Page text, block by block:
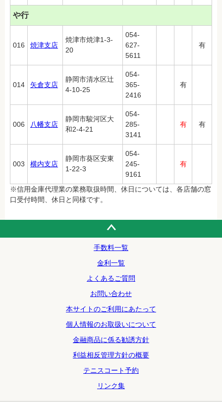
や行
016 焼津支店
焼津市焼津1-3-
20
054-
627-
5611
有
014 矢倉支店
静岡市清水区辻
4-10-25
054-
365-
2416
有
006 八幡支店
静岡市駿河区大
和2-4-21
054-
285-
3141
有 有
003 横内支店
静岡市葵区安東
1-22-3
054-
245-
9161
有
※信用金庫代理業の業務取扱時間、休日については、各店舗の窓
口受付時間、休日と同様です。
手数料一覧
金利一覧
よくあるご質問
お問い合わせ
本サイトのご利用にあたって
個人情報のお取扱いについて
金融商品に係る勧誘方針
利益相反管理方針の概要
テニスコート予約
リンク集